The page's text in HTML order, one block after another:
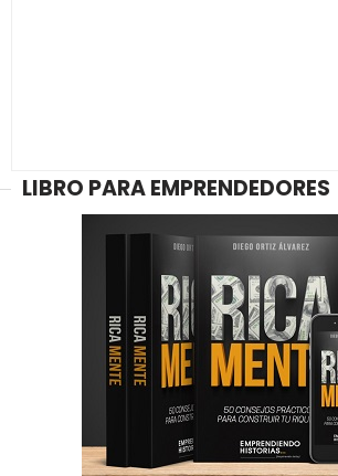
LIBRO PARA EMPRENDEDORES